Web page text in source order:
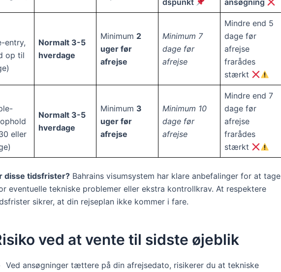
dspunkt
ansøgning
entry,
op til
Normalt 3-5
hverdage
Minimum 2
uger før
afrejse
Minimum 7
dage før
afrejse
Mindre end 5
dage før
afrejse
frarådes
stærkt
eller
Normalt 3-5
hverdage
Minimum 3
uger før
afrejse
Minimum 10
dage før
afrejse
Mindre end 7
dage før
afrejse
frarådes
stærkt
disse tidsfrister? Bahrains visumsystem har klare anbefalinger for at tage
eventuelle tekniske problemer eller ekstra kontrollkrav. At respektere
sikrer, at din rejseplan ikke kommer i fare.
ved at vente til sidste øjeblik
Ved ansøgninger tættere på din afrejsedato, risikerer du at tekniske